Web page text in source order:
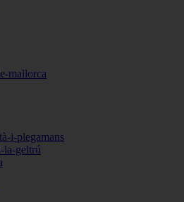
mallorca
i-plegamans
la-geltrú